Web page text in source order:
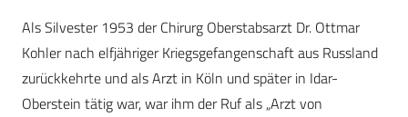
Als Silvester 1953 der Chirurg Oberstabsarzt Dr. Ottmar
Kohler nach elfjähriger Kriegsgefangenschaft aus Russland
zurückkehrte und als Arzt in Köln und später in Idar-
Oberstein tätig war, war ihm der Ruf als „Arzt von